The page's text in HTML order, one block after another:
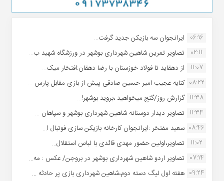
06:16 ایرانجوان سه بازیکن جدید گرفت...
02:11
تصاویر تمرین شاهین شهردارى بوشهر در ورزشگاه شهید ب...
11:07
از دهقاید تا فولاد خوزستان با رضا دهقان:افتخار میک...
08:22 کنایه عجیب امیر حسین صادقی پیش از بازی مقابل پارس ...
11:38 گزارش روز/گنج میخواهید ،بروید بوشهر!...
11:34 تصاویر دیدار دوستانه شاهین شهردارى بوشهر و سپاهان ...
08:46 سعید مفتخر :ایرانجوان کارخانه بازیکن سازی فوتبال ا...
11:02
تصاویر،اولین حضور مهدی قائدی با لباس استقلال...
07:14 تصاویر اردو شاهین شهرداری بوشهر در بروجن/ عکس : مه...
09:24 هفته اول لیگ دسته دوم،شاهین شهرداری بازی پر حادثه ...